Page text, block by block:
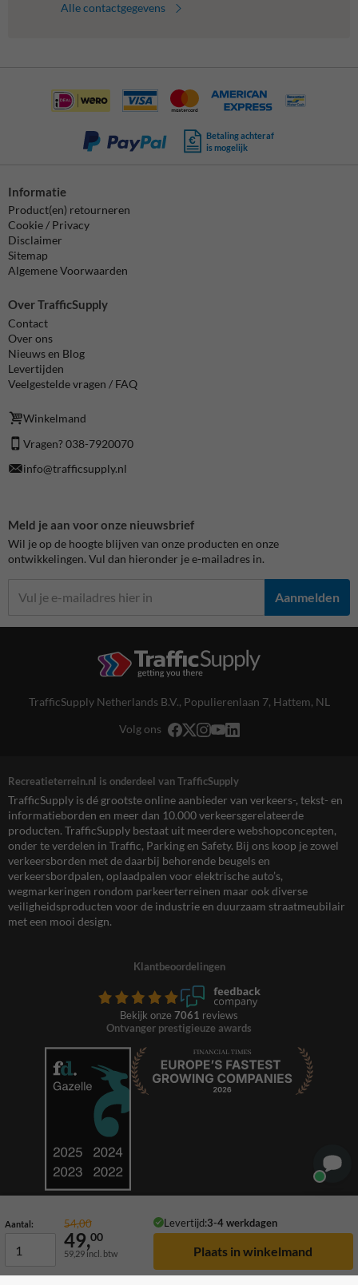
Aantal: 54,00 Levertijd:3-4 werkdagen
49,00
59,29 incl. btw
Alle contactgegevens
Betaling achteraf
is mogelijk
Informatie
Product(en) retourneren
Cookie / Privacy
Disclaimer
Sitemap
Algemene Voorwaarden
Over TrafficSupply
Contact
Over ons
Nieuws en Blog
Levertijden
Veelgestelde vragen / FAQ
Winkelmand
Vragen? 038-7920070
info@trafficsupply.nl
Meld je aan voor onze nieuwsbrief
Wil je op de hoogte blijven van onze producten en onze
ontwikkelingen. Vul dan hieronder je e-mailadres in.
Aanmelden
TrafficSupply Netherlands B.V., Populierenlaan 7, Hattem, NL
Volg ons
Recreatieterrein.nl is onderdeel van TrafficSupply
TrafficSupply is dé grootste online aanbieder van verkeers-, tekst- en
informatieborden en meer dan 10.000 verkeersgerelateerde
producten. TrafficSupply bestaat uit meerdere webshopconcepten,
onder te verdelen in Traffic, Parking en Safety. Bij ons koop je zowel
verkeersborden met de daarbij behorende beugels en
verkeersbordpalen, oplaadpalen voor elektrische auto’s,
wegmarkeringen rondom parkeerterreinen maar ook diverse
veiligheidsproducten voor de industrie en duurzaam straatmeubilair
met een mooi design.
Klantbeoordelingen
Bekijk onze 7061 reviews
Ontvanger prestigieuze awards
© 2026 TrafficSupply. Alle rechten voorbehouden.